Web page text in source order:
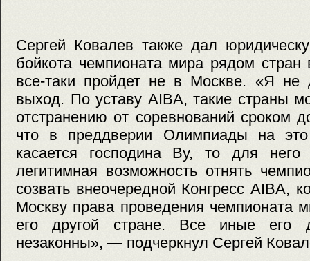
Сергей Ковалев также дал
бойкота чемпионата мира рядом стран
все-таки пройдет не в Москве. «Я не
выход. По уставу AIBA, такие страны
отстранению от соревнований сроком
что в преддверии Олимпиады на
касается господина Ву, то для него
легитимная возможность отнять
созвать внеочередной Конгресс AIBA,
Москву права проведения чемпионата
его другой стране. Все иные его
незаконны», — подчеркнул Сергей